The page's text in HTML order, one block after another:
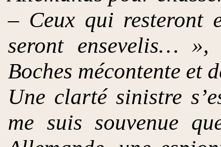
– Ceux qui resteront
seront ensevelis…
Boches mécontente et
Une clarté sinistre
me suis souvenue